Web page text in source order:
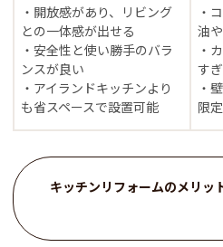
・開放感があり、リビング
との一体感が出せる
・安全性と使い勝手のバラ
ンスが良い
・アイランドキッチンより
も省スペースで設置可能
・
油
・
す
・
限
キッチンリフォームのメリッ